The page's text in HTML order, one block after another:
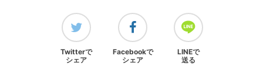
Twitterで
シェア
Facebookで
シェア
LINEで
送る